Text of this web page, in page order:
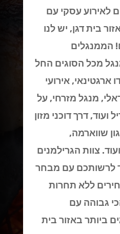
לאירוע עסקי עם
בית דגן, יש לנו
הממנגלים
מכל הסוגים החל
ארגטינאי, אירועי
מנגל מזרחי, על
ועוד, דרך דוכני מזון
שווארמה,
צוות הגרילמנים
לרשותכם עם מבחר
ללא תחרות
גבוהה עם
ביותר באזור בית